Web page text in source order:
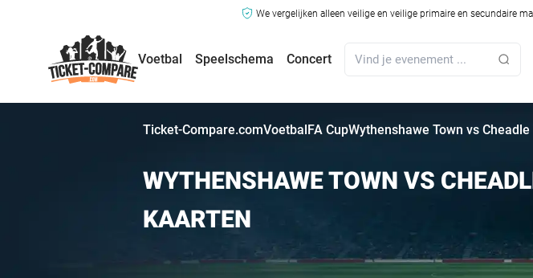
We vergelijken alleen veilige en veilige primaire en secundaire
Voetbal Speelschema Concert
Ticket-Compare.comVoetbalFA CupWythenshawe Town vs
WYTHENSHAWE TOWN VS
KAARTEN